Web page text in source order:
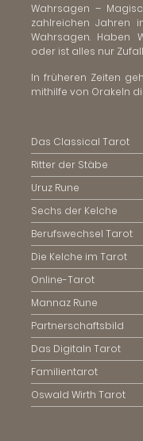
Wahrsagen –
zahlreichen Jahren
Wahrsagen. Haben
oder ist alles nur
In früheren Zeiten
mithilfe von Orakeln
Das Classical Tarot
Ritter der Stäbe
Uruz Rune
Sechs der Kelche
Berufswechsel Tarot
Die Kelche im Tarot
Online-Tarot
Mannaz Rune
Partnerschaftsbild
Das Digitaln Tarot
Familientarot
Oswald Wirth Tarot